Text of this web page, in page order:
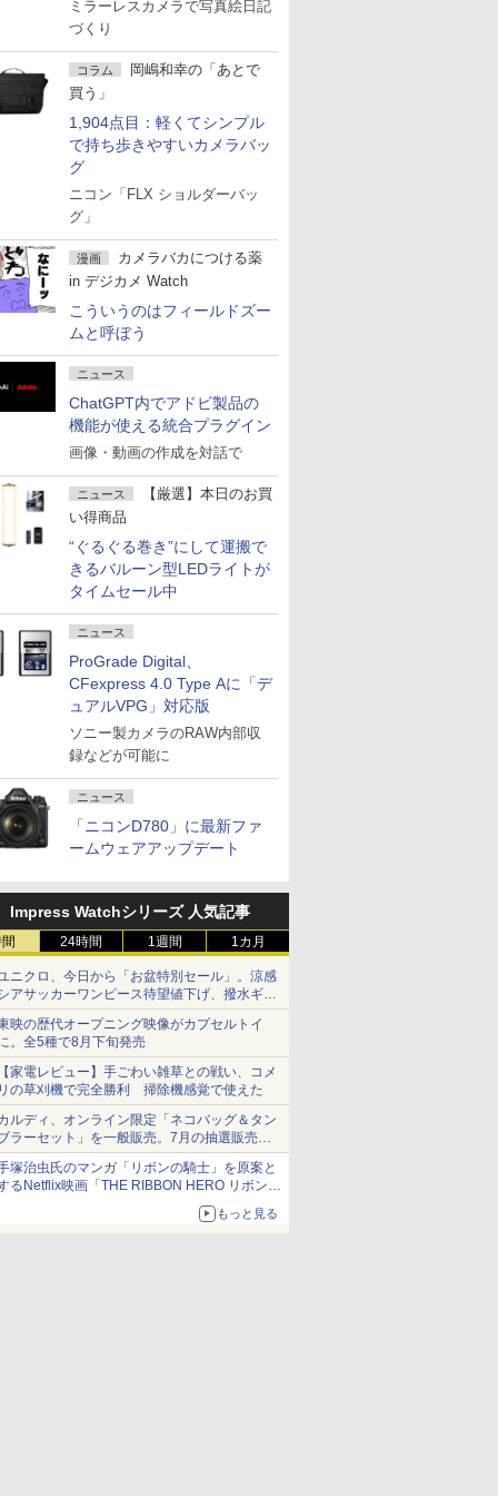
ミラーレスカメラで写真絵日記
づくり
コラム
岡嶋和幸の「あとで
買う」
1,904点目：軽くてシンプル
で持ち歩きやすいカメラバッ
グ
ニコン「FLX ショルダーバッ
グ」
漫画
カメラバカにつける薬
in デジカメ Watch
こういうのはフィールドズー
ムと呼ぼう
ニュース
ChatGPT内でアドビ製品の
機能が使える統合プラグイン
画像・動画の作成を対話で
ニュース
【厳選】本日のお買
い得商品
“ぐるぐる巻き”にして運搬で
きるバルーン型LEDライトが
タイムセール中
ニュース
ProGrade Digital、
CFexpress 4.0 Type Aに「デ
ュアルVPG」対応版
ソニー製カメラのRAW内部収
録などが可能に
ニュース
「ニコンD780」に最新ファ
ームウェアアップデート
Impress Watchシリーズ 人気記事
24時間 1週間 1カ月
ニクロ、今日から「お盆特別セール」。涼感
アサッカーワンピース待望値下げ、撥水ギア
ョーツは1990円に
映の歴代オープニング映像がカプセルトイ
。全5種で8月下旬発売
家電レビュー】手ごわい雑草との戦い、コメ
の草刈機で完全勝利 掃除機感覚で使えた
ルディ、オンライン限定「ネコバッグ＆タン
ラーセット」を一般販売。7月の抽選販売の
選無効分
塚治虫氏のマンガ「リボンの騎士」を原案と
るNetflix映画「THE RIBBON HERO リボンヒ
もっと見る